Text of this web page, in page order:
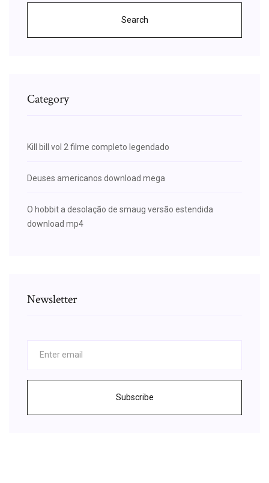
Search
Category
Kill bill vol 2 filme completo legendado
Deuses americanos download mega
O hobbit a desolação de smaug versão estendida
download mp4
Newsletter
Subscribe